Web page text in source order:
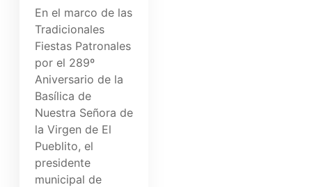
En el marco de las
Tradicionales
Fiestas Patronales
por el 289º
Aniversario de la
Basílica de
Nuestra Señora de
la Virgen de El
Pueblito, el
presidente
municipal de